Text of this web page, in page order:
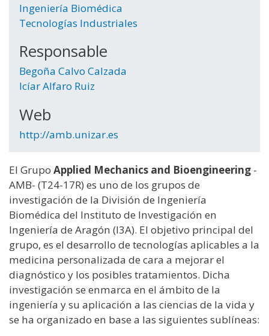
Ingeniería Biomédica
Tecnologías Industriales
Responsable
Begoña Calvo Calzada
Icíar Alfaro Ruiz
Web
http://amb.unizar.es
El Grupo Applied Mechanics and Bioengineering -
AMB- (T24-17R) es uno de los grupos de
investigación de la División de Ingeniería
Biomédica del Instituto de Investigación en
Ingeniería de Aragón (I3A). El objetivo principal del
grupo, es el desarrollo de tecnologías aplicables a la
medicina personalizada de cara a mejorar el
diagnóstico y los posibles tratamientos. Dicha
investigación se enmarca en el ámbito de la
ingeniería y su aplicación a las ciencias de la vida y
se ha organizado en base a las siguientes sublíneas: